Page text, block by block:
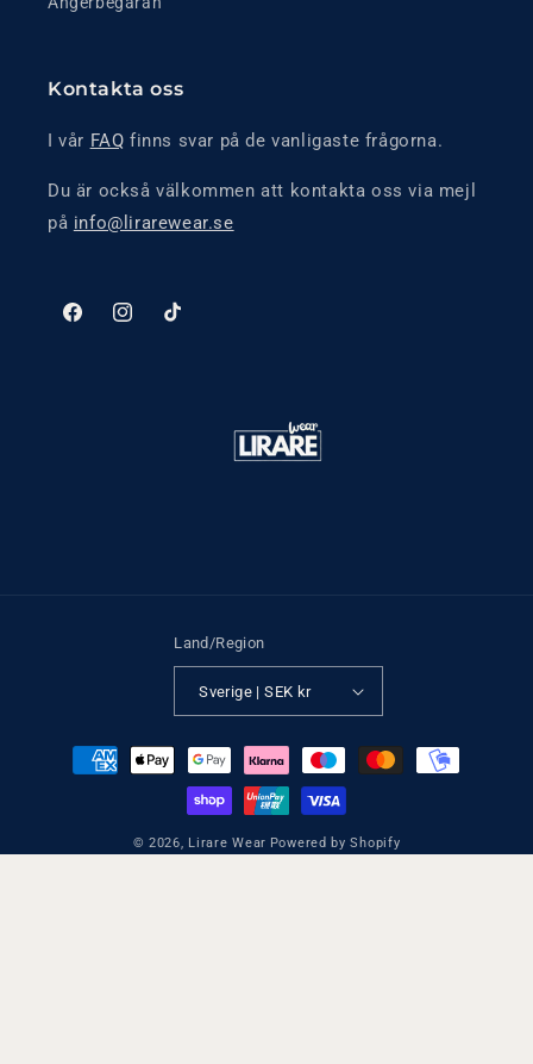
Kontakta oss
I vår FAQ finns svar på de vanligaste frågorna.
Du är också välkommen att kontakta oss via mejl
på info@lirarewear.se
FacebookInstagramTikTok
Land/Region
Sverige | SEK kr
Betalningsmetoder
© 2026, Lirare Wear Powered by Shopify